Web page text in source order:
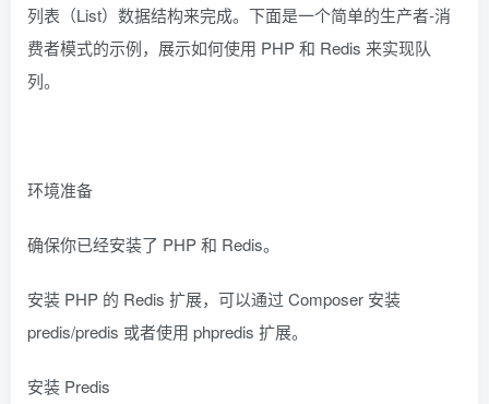
列表（List）数据结构来完成。下面是一个简单的生产者-消
费者模式的示例，展示如何使用 PHP 和 Redis 来实现队
列。
环境准备
确保你已经安装了 PHP 和 Redis。
安装 PHP 的 Redis 扩展，可以通过 Composer 安装
predis/predis 或者使用 phpredis 扩展。
安装 Predis